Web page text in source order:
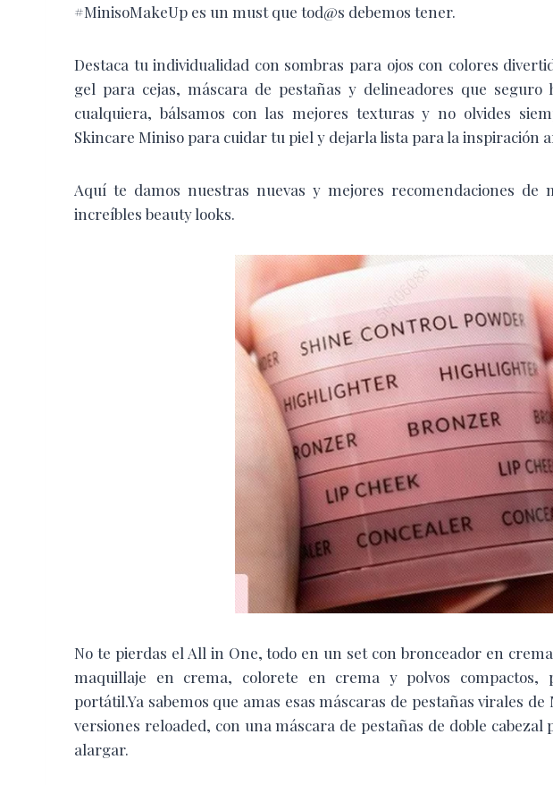
#MinisoMakeUp es un must que tod@s debemos tener.
Destaca tu individualidad con sombras para ojos con colores
gel para cejas, máscara de pestañas y delineadores que
cualquiera, bálsamos con las mejores texturas y no olvides
Skincare Miniso para cuidar tu piel y dejarla lista para la inspiración
Aquí te damos nuestras nuevas y mejores recomendaciones de
increíbles beauty looks.
No te pierdas el All in One, todo en un set con bronceador en
maquillaje en crema, colorete en crema y polvos compactos,
portátil.Ya sabemos que amas esas máscaras de pestañas virales
versiones reloaded, con una máscara de pestañas de doble
alargar.